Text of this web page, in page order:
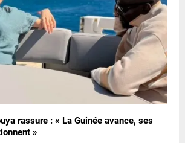
rassure : « La Guinée avance, ses
»